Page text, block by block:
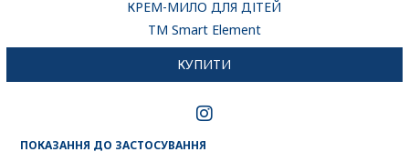
КРЕМ-МИЛО ДЛЯ ДІТЕЙ
ТМ Smart Element
КУПИТИ
ПОКАЗАННЯ ДО ЗАСТОСУВАННЯ